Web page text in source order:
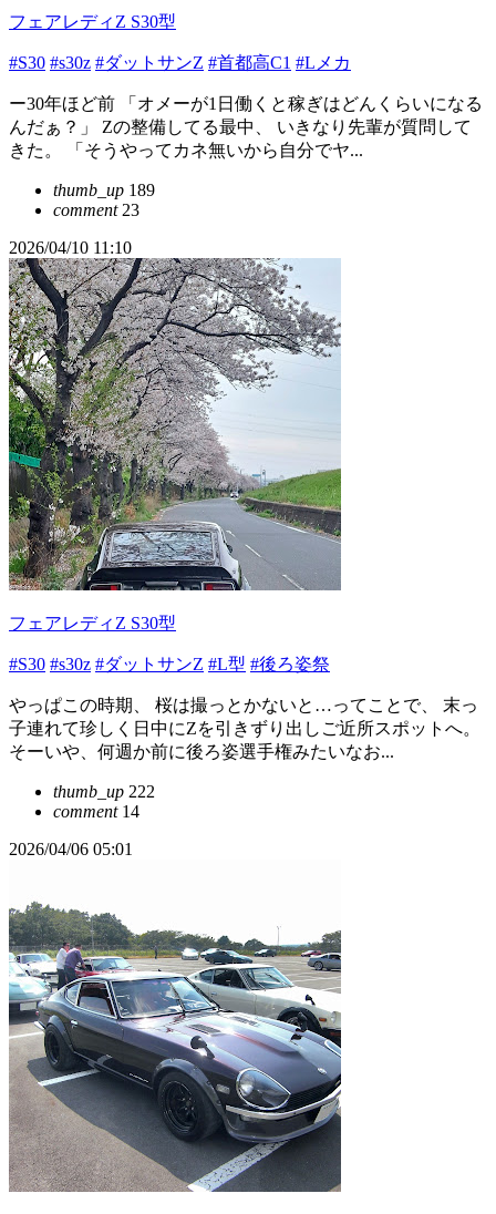
フェアレディZ S30型
#S30 #s30z #ダットサンZ #首都高C1 #Lメカ
ー30年ほど前 「オメーが1日働くと稼ぎはどんくらいになる
んだぁ？」 Zの整備してる最中、 いきなり先輩が質問して
きた。 「そうやってカネ無いから自分でヤ...
thumb_up 189
comment23
2026/04/10 11:10
フェアレディZ S30型
#S30 #s30z #ダットサンZ #L型 #後ろ姿祭
やっぱこの時期、 桜は撮っとかないと…ってことで、 末っ
子連れて珍しく日中にZを引きずり出しご近所スポットへ。
そーいや、何週か前に後ろ姿選手権みたいなお...
thumb_up 222
comment14
2026/04/06 05:01